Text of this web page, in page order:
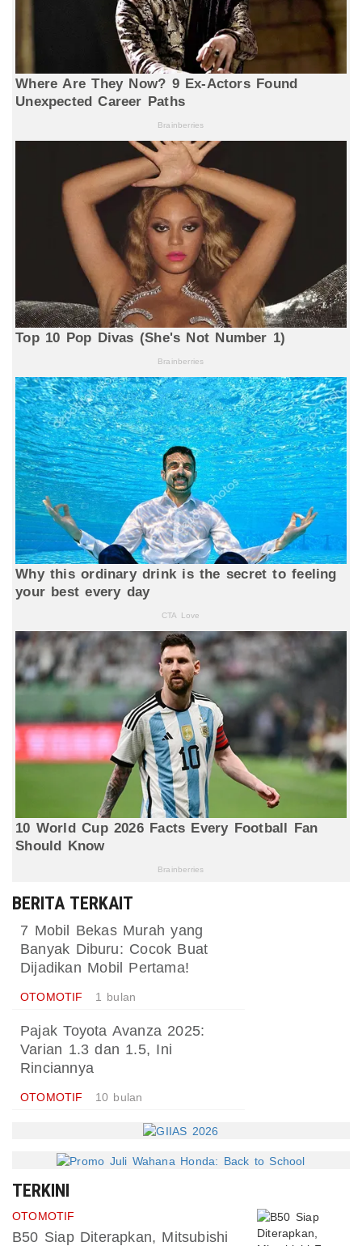
BERITA TERKAIT
7 Mobil Bekas Murah yang
Banyak Diburu: Cocok Buat
Dijadikan Mobil Pertama!
OTOMOTIF 1 bulan
Pajak Toyota Avanza 2025:
Varian 1.3 dan 1.5, Ini
Rinciannya
OTOMOTIF 10 bulan
TERKINI
OTOMOTIF
B50 Siap Diterapkan, Mitsubishi